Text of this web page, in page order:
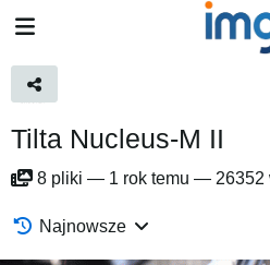
Tilta Nucleus-M II
8 pliki — 1 rok temu — 26352
Najnowsze